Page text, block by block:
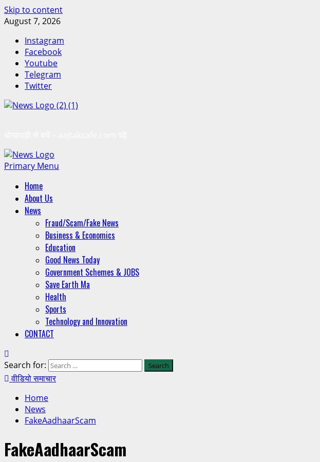
Skip to content
August 7, 2026
Instagram
Facebook
Youtube
Telegram
Twitter
Primary Menu
Home
About Us
News
Fraud/Scam/Fake News
Business & Economics
Education
Good News Today
Government Schemes & JOBS
Save Earth Ma
Health
Sports
Technology and Innovation
CONTACT
Search for:
वीडियो समाचार
Home
News
FakeAadhaarScam
FakeAadhaarScam